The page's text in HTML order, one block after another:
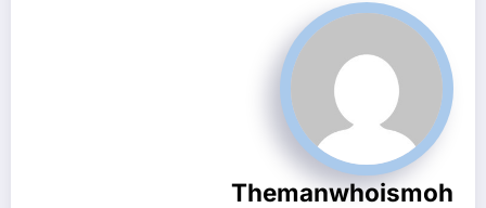
Themanwhoismoh